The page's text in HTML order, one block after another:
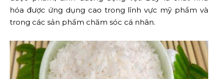
hóa được ứng dụng cao trong lĩnh vực mỹ phẩm và
trong các sản phẩm chăm sóc cá nhân.